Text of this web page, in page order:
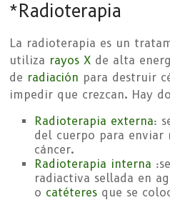
*Radioterapia
La radioterapia es un
utiliza rayos X de alta
de radiación para destruir
impedir que crezcan. Hay
Radioterapia externa:
del cuerpo para enviar
cáncer.
Radioterapia interna
radiactiva sellada en
o catéteres que se